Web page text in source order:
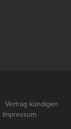
Vertrag kündigen
Impressum